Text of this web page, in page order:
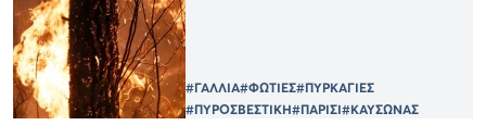
#ΓΑΛΛΙΑ#ΦΩΤΙΕΣ#ΠΥΡΚΑΓΙΕΣ
#ΠΥΡΟΣΒΕΣΤΙΚΗ#ΠΑΡΙΣΙ#ΚΑΥΣΩΝΑΣ